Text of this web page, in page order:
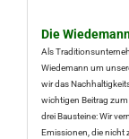
Die
Als
Wiedemann um
wir das
wichtigen Beitrag
drei Bausteine: Wir
Emissionen, die nicht